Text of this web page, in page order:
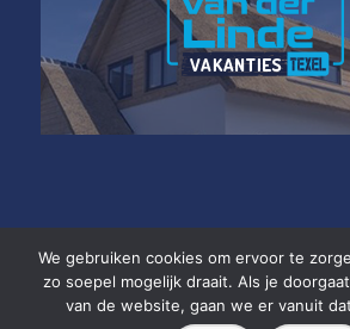
Copyright van der Linde Texel •
We gebruiken cookies om ervoor te
zo soepel mogelijk draait. Als je
van de website, gaan we er vanuit